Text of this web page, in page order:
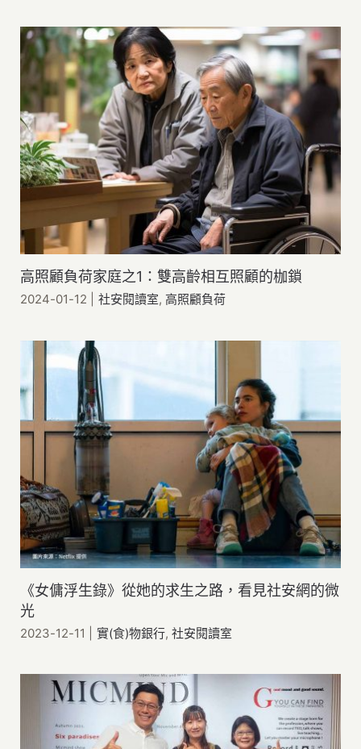
高照顧負荷家庭之1：雙高齡相互照顧的枷鎖
2024-01-12 社安閱讀室,高照顧負荷
《女傭浮生錄》從她的求生之路，看見社安網的微
光
2023-12-11 實(食)物銀行, 社安閱讀室